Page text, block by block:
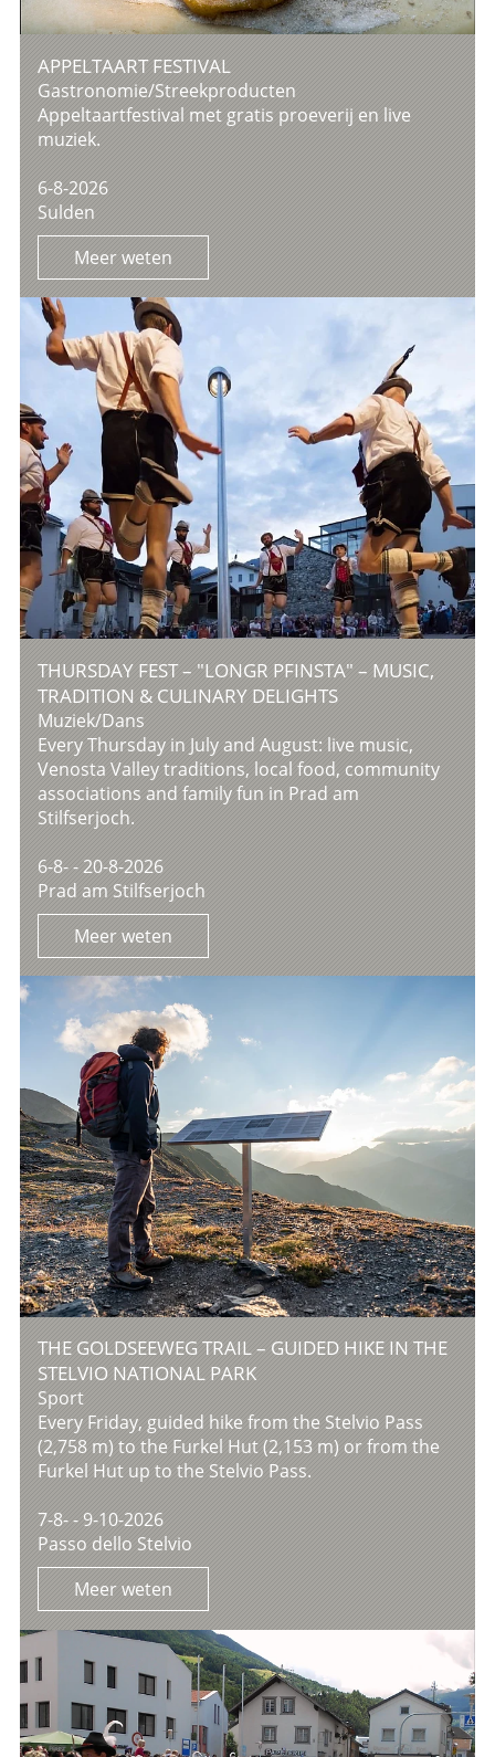
APPELTAART FESTIVAL
Gastronomie/Streekproducten
Appeltaartfestival met gratis proeverij en live
muziek.
6-8-2026
Sulden
Meer weten
THURSDAY FEST – "LONGR PFINSTA" – MUSIC,
TRADITION & CULINARY DELIGHTS
Muziek/Dans
Every Thursday in July and August: live music,
Venosta Valley traditions, local food, community
associations and family fun in Prad am
Stilfserjoch.
6-8- - 20-8-2026
Prad am Stilfserjoch
Meer weten
THE GOLDSEEWEG TRAIL – GUIDED HIKE IN THE
STELVIO NATIONAL PARK
Sport
Every Friday, guided hike from the Stelvio Pass
(2,758 m) to the Furkel Hut (2,153 m) or from the
Furkel Hut up to the Stelvio Pass.
7-8- - 9-10-2026
Passo dello Stelvio
Meer weten